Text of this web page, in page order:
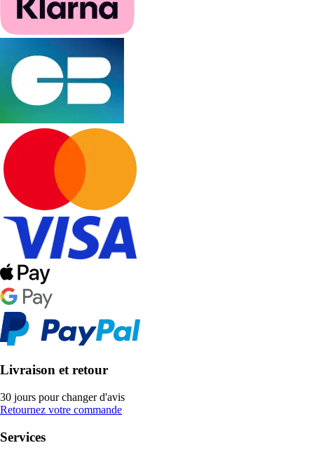
Livraison et retour
30 jours pour changer d'avis
Retournez votre commande
Services